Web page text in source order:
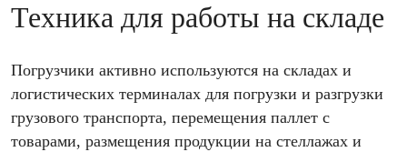
Техника для работы на складе
Погрузчики активно используются на складах и
логистических терминалах для погрузки и разгрузки
грузового транспорта, перемещения паллет с
товарами, размещения продукции на стеллажах и